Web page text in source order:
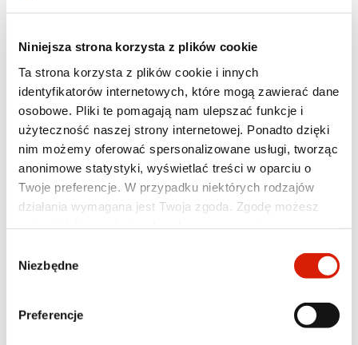
Niniejsza strona korzysta z plików cookie
Ta strona korzysta z plików cookie i innych
identyfikatorów internetowych, które mogą zawierać dane
osobowe. Pliki te pomagają nam ulepszać funkcje i
użyteczność naszej strony internetowej. Ponadto dzięki
nim możemy oferować spersonalizowane usługi, tworząc
anonimowe statystyki, wyświetlać treści w oparciu o
Twoje preferencje. W przypadku niektórych rodzajów
działania wymagana jest Twoja zgoda. Zgodę możesz
otworzyć w dowolnym momencie w sekcji
Polityka
. Poszczególne rodzaje plików cookies oraz
przypadku pytań lub w celu realizacji swoich praw
zgody
Niezbędne
Preferencje
Approvals
MAN 324 Typ Si-OAT, Daimler Truck Fluid
Release 29D120 (Mercedes Benz 326.5)
Meets requirements
774-G (G12++), Cummins CES 14603, DEUTZ
DQC CC-14, PN-C-40007:2000, ASTM D3306,